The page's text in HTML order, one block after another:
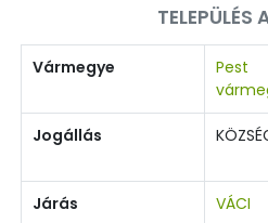
TELEPÜLÉS
Vármegye
Pest
Jogállás
Járás VÁCI